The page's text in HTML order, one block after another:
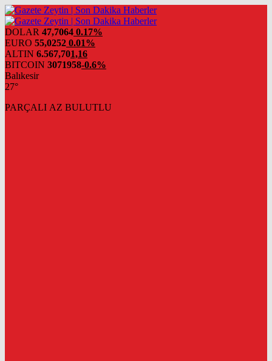
DOLAR 47,7064 0.17%
EURO 55,0252 0.01%
ALTIN 6.567,701,16
BITCOIN 3071958-0.6%
Balıkesir
27°
PARÇALI AZ BULUTLU